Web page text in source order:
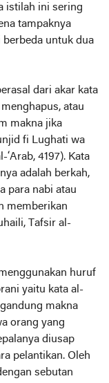
istilah ini sering
tampaknya
untuk dua
atau
makna jika
fi Lughati wa
4197). Kata
adalah berkah,
para nabi atau
memberikan
Tafsir al-
huruf
yaitu kata al-
makna
orang yang
diusap
pelantikan. Oleh
sebutan